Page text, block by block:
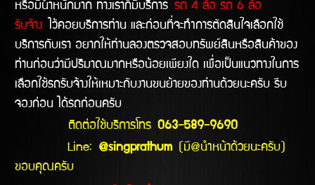
หรือมีน้ำหนักมาก ทางเราก็มีบริการ รถ 4 ล้อ รถ 6 ล้อ
รับจ้าง ไว้คอยบริการท่าน และก่อนที่จะทำการตัดสินใจเลือกใช้
บริการกับเรา อยากให้ท่านลองตรวจสอบทรัพย์สินหรือสินค้าของ
ท่านก่อนว่ามีปริมาณมากหรือน้อยเพียงใด เพื่อเป็นแนวทางในการ
เลือกใช้รถรับจ้างให้เหมาะกับงานขนย้ายของท่านด้วยนะครับ รีบ
จองก่อน ได้รถก่อนครับ
ติดต่อใช้บริการโทร 063-589-9690
Line: @singprathum (มี@นำหน้าด้วยนะครับ)
ขอบคุณครับ